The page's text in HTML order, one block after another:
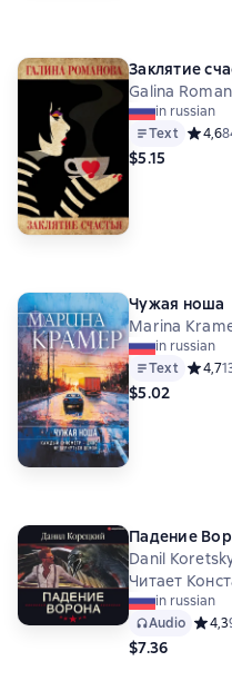
Заклятие
Galina
in russian
Text
4,6
$5.15
Чужая ноша
Marina
in russian
Text
4,7
$5.02
Падение
Danil
Читает
in russian
Audio
4,3
$7.36